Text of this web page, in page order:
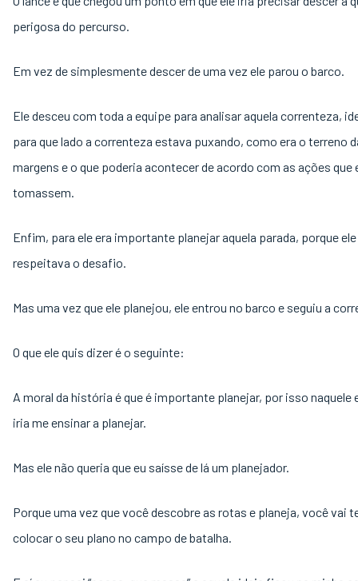
perigosa do percurso.
Em vez de simplesmente descer de uma vez ele parou o barco.
Ele desceu com toda a equipe para analisar aquela correnteza,
para que lado a correnteza estava puxando, como era o terreno
margens e o que poderia acontecer de acordo com as ações que
tomassem.
Enfim, para ele era importante planejar aquela parada, porque ele
respeitava o desafio.
Mas uma vez que ele planejou, ele entrou no barco e seguiu a
O que ele quis dizer é o seguinte:
A moral da história é que é importante planejar, por isso naquele
iria me ensinar a planejar.
Mas ele não queria que eu saísse de lá um planejador.
Porque uma vez que você descobre as rotas e planeja, você vai
colocar o seu plano no campo de batalha.